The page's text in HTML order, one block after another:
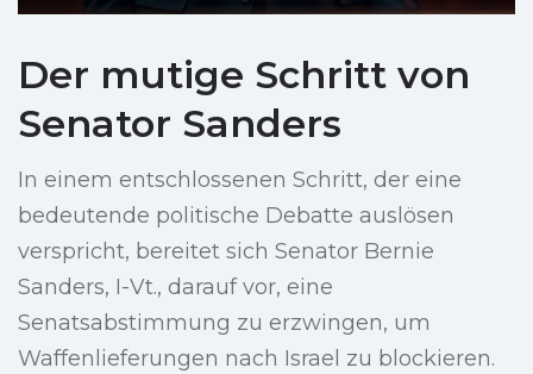
Der mutige Schritt von
Senator Sanders
In einem entschlossenen Schritt, der eine
bedeutende politische Debatte auslösen
verspricht, bereitet sich Senator Bernie
Sanders, I-Vt., darauf vor, eine
Senatsabstimmung zu erzwingen, um
Waffenlieferungen nach Israel zu blockieren.